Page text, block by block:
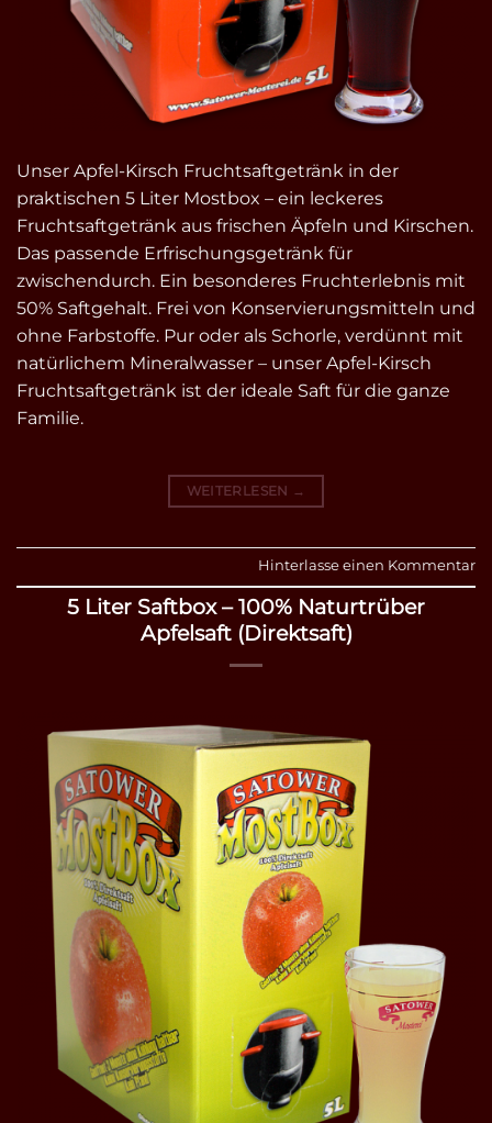
Unser Apfel-Kirsch Fruchtsaftgetränk in der
praktischen 5 Liter Mostbox – ein leckeres
Fruchtsaftgetränk aus frischen Äpfeln und Kirschen.
Das passende Erfrischungsgetränk für
zwischendurch. Ein besonderes Fruchterlebnis mit
50% Saftgehalt. Frei von Konservierungsmitteln und
ohne Farbstoffe. Pur oder als Schorle, verdünnt mit
natürlichem Mineralwasser – unser Apfel-Kirsch
Fruchtsaftgetränk ist der ideale Saft für die ganze
Familie.
WEITERLESEN →
Hinterlasse einen Kommentar
5 Liter Saftbox – 100% Naturtrüber
Apfelsaft (Direktsaft)